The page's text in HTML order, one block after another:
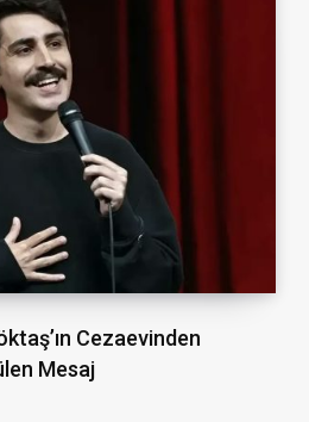
Cezaevinden
Mesaj